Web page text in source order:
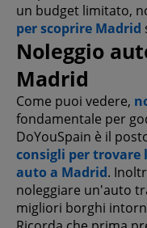
un budget limitato,
per scoprire Madrid
Noleggio
Madrid
Come puoi vedere,
fondamentale per
DoYouSpain è il
consigli per trovare
auto a Madrid.
noleggiare un'auto
migliori borghi